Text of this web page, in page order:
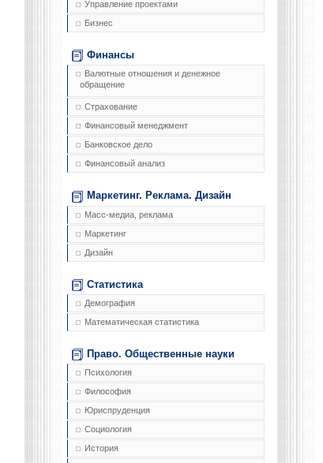
Управление проектами
Бизнес
Финансы
Валютные отношения и денежное
обращение
Страхование
Финансовый менеджмент
Банковское дело
Финансовый анализ
Маркетинг. Реклама. Дизайн
Масс-медиа, реклама
Маркетинг
Дизайн
Статистика
Демография
Математическая статистика
Право. Общественные науки
Психология
Философия
Юриспруденция
Социология
История